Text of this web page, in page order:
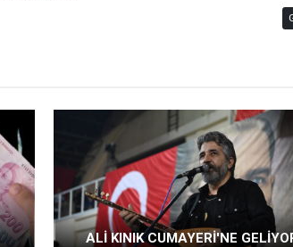
ALİ KINIK CUMAYERİ'NE